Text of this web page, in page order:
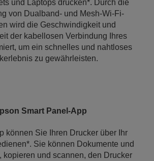
und Laptops drucken*. Durch die
von Dualband- und Mesh-Wi-Fi-
wird die Geschwindigkeit und
der kabellosen Verbindung Ihres
um ein schnelles und nahtloses
zu gewährleisten.
Smart Panel-App
können Sie Ihren Drucker über Ihr
Sie können Dokumente und
kopieren und scannen, den Drucker